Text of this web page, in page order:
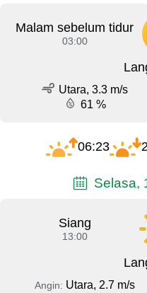
Malam sebelum tidur
03:00
Utara, 3.3 m/s
61 %
06:23
Selasa,
Siang
13:00
Angin: Utara, 2.7 m/s